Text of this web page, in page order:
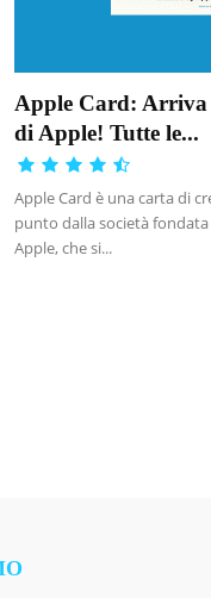
Apple Card:
di Apple! Tutte le...
Apple Card è una carta di
punto dalla società fondata
Apple, che si...